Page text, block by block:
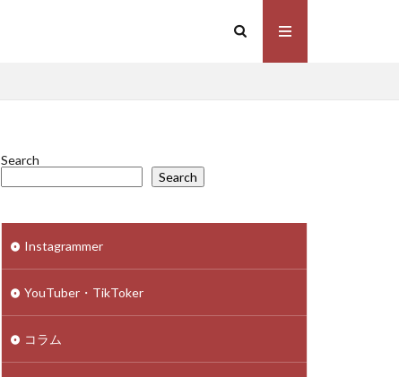
Search
Search
Instagrammer
YouTuber・TikToker
コラム